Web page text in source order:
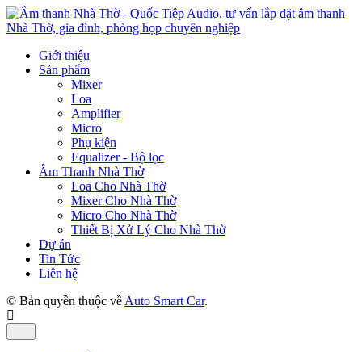
Giới thiệu
Sản phẩm
Mixer
Loa
Amplifier
Micro
Phụ kiện
Equalizer - Bộ lọc
Âm Thanh Nhà Thờ
Loa Cho Nhà Thờ
Mixer Cho Nhà Thờ
Micro Cho Nhà Thờ
Thiết Bị Xử Lý Cho Nhà Thờ
Dự án
Tin Tức
Liên hệ
© Bản quyền thuộc về Auto Smart Car.